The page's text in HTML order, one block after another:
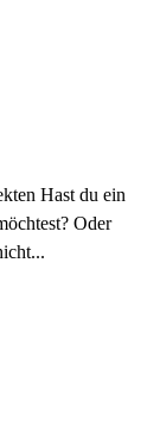
Hast du ein
Oder